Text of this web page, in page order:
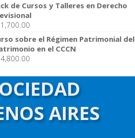
de Cursos y Talleres en Derecho
sobre el Régimen Patrimonial del
en el CCCN
AIRES